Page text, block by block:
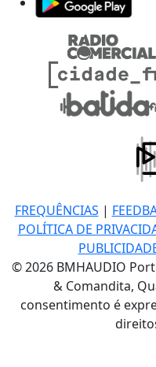
FREQUÊNCIAS |
POLÍTICA DE
© 2026 BMHAUDIO
& Comandita,
consentimento é